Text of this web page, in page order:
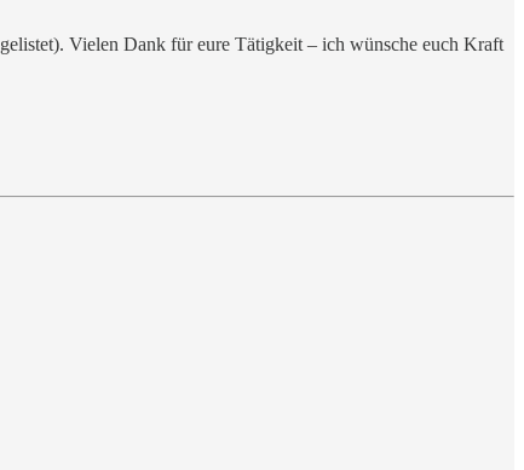
Vielen Dank für eure Tätigkeit – ich wünsche euch Kraft